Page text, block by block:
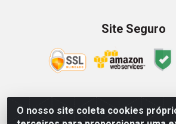
O nosso site coleta cookies
Site Seguro
Zein Importação e Comércio LTDA - Av.